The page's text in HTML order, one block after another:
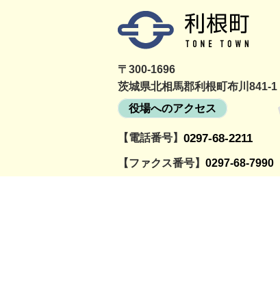
〒300-1696
茨城県北相馬郡利根町布川841-1
役場へのアクセス
【電話番号】 0297-68-2211
【ファクス番号】 0297-68-7990
町民活動情報サイト
詳細をみる
利根町社会福祉協議
会